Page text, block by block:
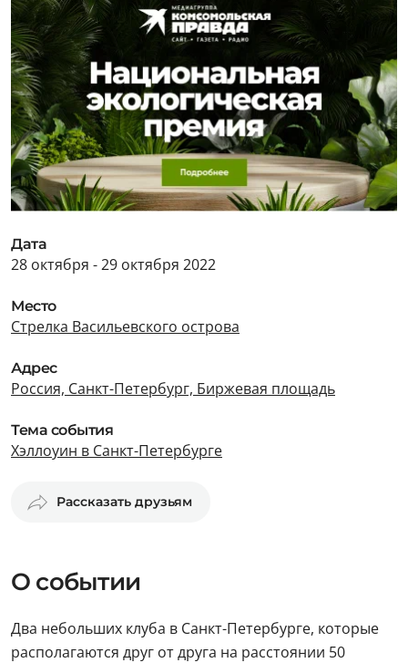
Дата
28 октября - 29 октября 2022
Место
Стрелка Васильевского острова
Адрес
Россия, Санкт-Петербург, Биржевая площадь
Тема события
Хэллоуин в Санкт-Петербурге
Рассказать друзьям
О событии
Два небольших клуба в Санкт-Петербурге, которые
располагаются друг от друга на расстоянии 50